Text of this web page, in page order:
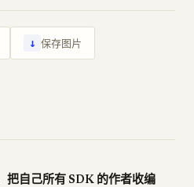
↓ 保存图片
自己所有 SDK 的作者收编